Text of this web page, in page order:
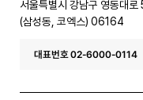
서울특별시 강남구 영동대로
(삼성동, 코엑스) 06164
대표번호 02-6000-0114